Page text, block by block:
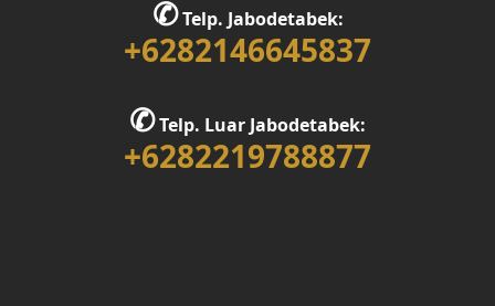
Desain Rumah 1 Lantai
Desain Rumah 3 Lantai
✆Telp. Jabodetabek:
+6282146645837
✆Telp. Luar Jabodetabek:
+6282219788877